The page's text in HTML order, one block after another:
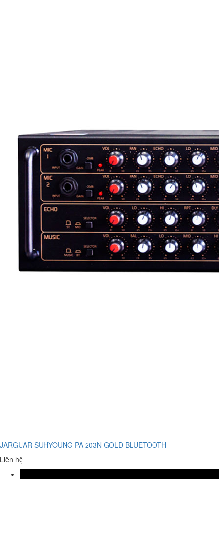
JARGUAR SUHYOUNG PA 203N GOLD BLUETOOTH
Liên hệ